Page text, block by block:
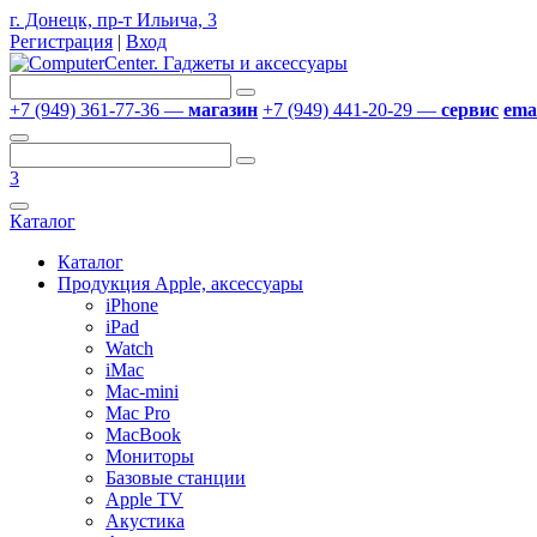
г. Донецк, пр-т Ильича, 3
Регистрация | Вход
+7 (949) 361-77-36 — магазин +7 (949) 441-20-29 — сервис
3
Каталог
Каталог
Продукция Apple, аксессуары
iPhone
iPad
Watch
iMac
Mac-mini
Mac Pro
MacBook
Мониторы
Базовые станции
Apple TV
Акустика